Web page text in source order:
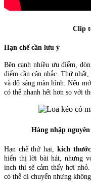
Clip
Hạn chế cần lưu ý
Bên cạnh nhiều ưu điểm,
điểm cần cân nhắc. Thứ nhất,
và độ sáng màn hình. Nếu
có thể nhanh hết hơn so với
Hàng nhập
Hạn chế thứ hai, kích
hiển thị lời bài hát, nhưng
inch thì sẽ cảm thấy hơi
có thể di chuyển nhưng không